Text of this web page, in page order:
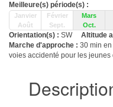
Meilleure(s) période(s) :
Janvier Février Mars
Août
Sept. Oct.
Orientation(s) : SW Altitude
Marche d'approche : 30 min
voies accidenté pour les jeunes